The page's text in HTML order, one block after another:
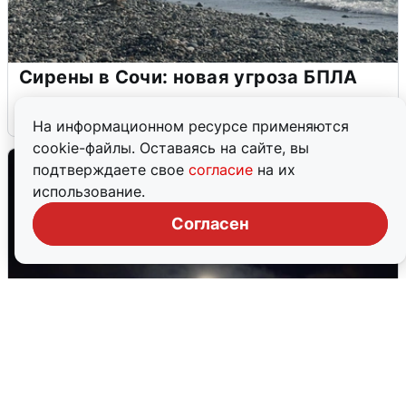
На информационном ресурсе применяются
cookie-файлы. Оставаясь на сайте, вы
подтверждаете свое согласие на их
использование.
Согласен
Сирены в Сочи: новая угроза БПЛА